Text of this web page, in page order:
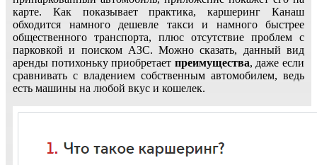
карте. Как показывает практика, каршеринг Канаш
обходится намного дешевле такси и намного быстрее
общественного транспорта, плюс отсутствие проблем с
парковкой и поиском АЗС. Можно сказать, данный вид
аренды потихоньку приобретает преимущества, даже если
сравнивать с владением собственным автомобилем, ведь
есть машины на любой вкус и кошелек.